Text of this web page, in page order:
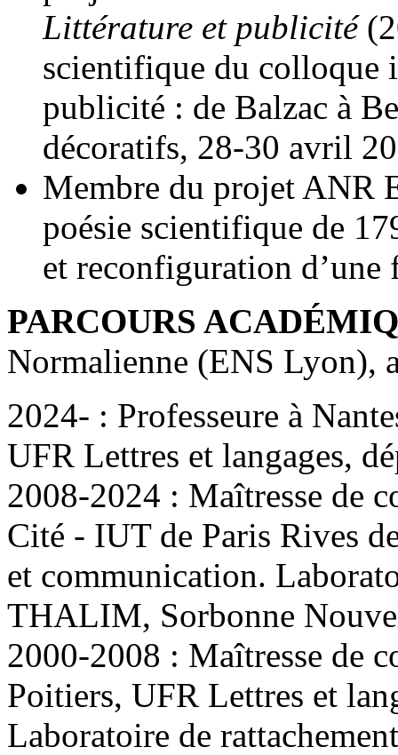
Littérature et publicité
scientifique du colloque
publicité : de Balzac à
décoratifs, 28-30 avril
Membre du projet ANR
poésie scientifique de
et reconfiguration d’une
PARCOURS
Normalienne (ENS Lyon),
2024- : Professeure à
UFR Lettres et langages,
2008-2024 : Maîtresse de
Cité - IUT de Paris Rives
et communication.
THALIM, Sorbonne
2000-2008 : Maîtresse de
Poitiers, UFR Lettres et
Laboratoire de